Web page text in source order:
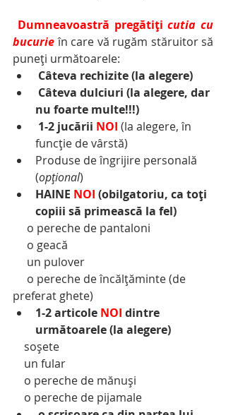
Dumneavoastră pregătiți cutia cu
bucurie în care vă rugăm stăruitor să
puneți următoarele:
Câteva rechizite (la alegere)
Câteva dulciuri (la alegere, dar
nu foarte multe!!!)
1-2 jucării NOI (la alegere, în
funcție de vârstă)
Produse de îngrijire personală
(opțional)
HAINE NOI (obilgatoriu, ca toți
copiii să primească la fel)
o pereche de pantaloni
o geacă
un pulover
o pereche de încălțăminte (de
preferat ghete)
1-2 articole NOI dintre
următoarele (la alegere)
    soșete
    un fular
    o pereche de mănuși
    o pereche de pijamale